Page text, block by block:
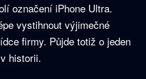
označení iPhone Ultra.
vystihnout výjimečné
firmy. Půjde totiž o jeden
historii.